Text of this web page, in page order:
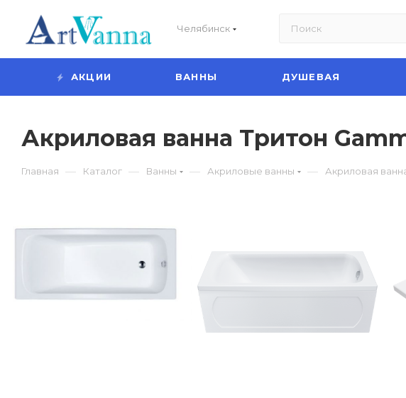
Челябинск
АКЦИИ ВАННЫ ДУШЕВАЯ
Акриловая ванна Тритон
Главная — Каталог — Ванны — Акриловые ванны — Акриловая